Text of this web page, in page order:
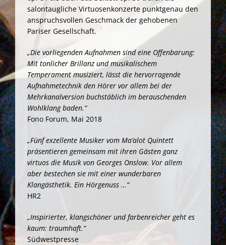
salontaugliche Virtuosenkonzerte punktgenau den
anspruchsvollen Geschmack der gehobenen
Pariser Gesellschaft.
„Die vorliegenden Aufnahmen sind eine Offenbarung:
Mit tonlicher Brillanz und musikalischem
Temperament musiziert, lässt die hervorragende
Aufnahmetechnik den Hörer vor allem bei der
Mehrkanalversion buchstäblich im berauschenden
Wohlklang baden.“
Fono Forum, Mai 2018
„Fünf exzellente Musiker vom Ma’alot Quintett
präsentieren gemeinsam mit ihren Gästen ganz
virtuos die Musik von Georges Onslow. Vor allem
aber bestechen sie mit einer wunderbaren
Klangästhetik. Ein Hörgenuss …“
HR2
„Inspirierter, klangschöner und farbenreicher geht es
kaum: traumhaft.“
Südwestpresse